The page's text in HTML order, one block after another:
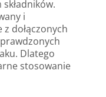
i
dołączonych
Dlatego
stosowanie